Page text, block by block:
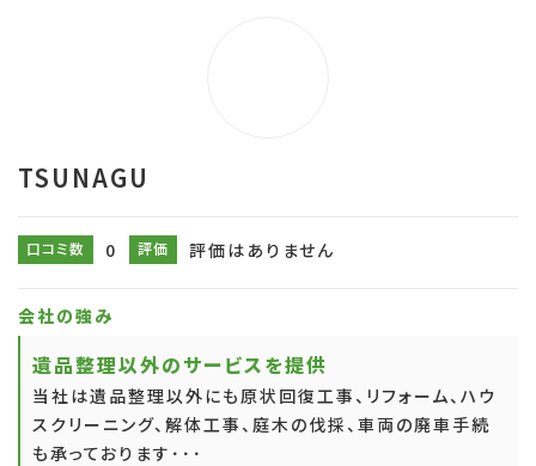
TSUNAGU
口コミ数 0 評価 評価はありません
会社の強み
遺品整理以外のサービスを提供
当社は遺品整理以外にも原状回復工事、リフォーム、ハウ
スクリーニング、解体工事、庭木の伐採、車両の廃車手続
も承っております･･･